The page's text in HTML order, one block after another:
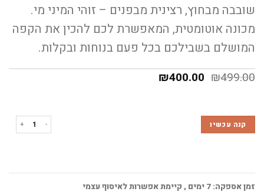
שובבה מבחוץ, רצינית מבפנים – זוהי המיני מי.
מכונה אוטומטית, המאפשרת לכם להכין את הקפה
המושלם בשבילכם בכל פעם בנוחות ובקלות.
₪499.00
₪400.00
כמות של Dolce Gusto MINI ME, צבע שחור/אפור קנה עכשיו
זמן אספקה: 7 ימים , קיימת אפשרות לאיסוף עצמי